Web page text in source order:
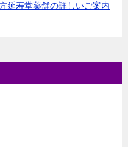
延寿堂薬舗の詳しいご案内